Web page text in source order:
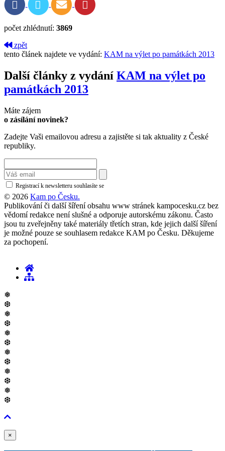
počet zhlédnutí: 3869
zpět
tento článek najdete ve vydání: KAM na výlet po památkách 2013
Další články z vydání KAM na výlet po
památkách 2013
Máte zájem
o zásílání novinek?
Zadejte Vaši emailovou adresu a zajistěte si tak aktuality z České
republiky.
Registrací k newsletteru souhlasíte se
© 2026 Kam po Česku.
Publikování či další šíření obsahu www stránek kampocesku.cz bez
vědomí redakce není slušné a odporuje autorskému zákonu. Často
jsou tu zveřejněny také materiály třetích stran, kde jejich další šíření
je možné pouze se souhlasem redakce KAM po Česku. Děkujeme
za pochopení.
❅
❆
❅
❆
❅
❆
❅
❆
❅
❆
❅
❆
×